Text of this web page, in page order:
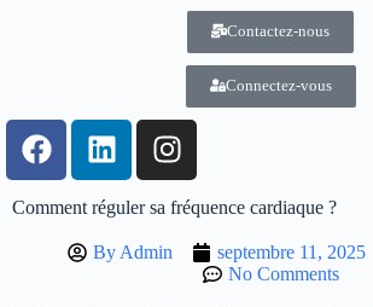
Contactez-nous
Connectez-vous
Comment réguler sa fréquence cardiaque ?
By Admin septembre 11, 2025
No Comments